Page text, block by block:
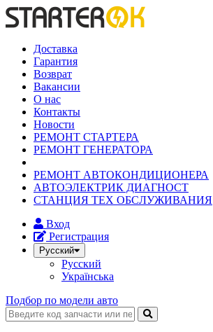
Доставка
Гарантия
Возврат
Вакансии
О нас
Контакты
Новости
РЕМОНТ СТАРТЕРА
РЕМОНТ ГЕНЕРАТОРА
РЕМОНТ АВТОКОНДИЦИОНЕРА
АВТОЭЛЕКТРИК ДИАГНОСТ
СТАНЦИЯ ТЕХ ОБСЛУЖИВАНИЯ
Вход
Регистрация
Русский
Русский
Українська
Подбор по модели авто